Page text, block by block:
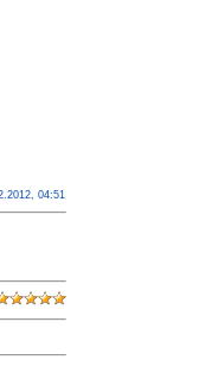
04:51